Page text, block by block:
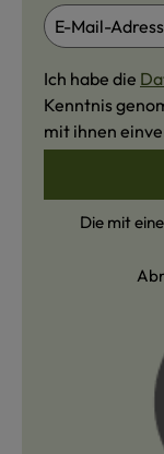
Ich habe die
Kenntnis
mit ihnen
Die mit